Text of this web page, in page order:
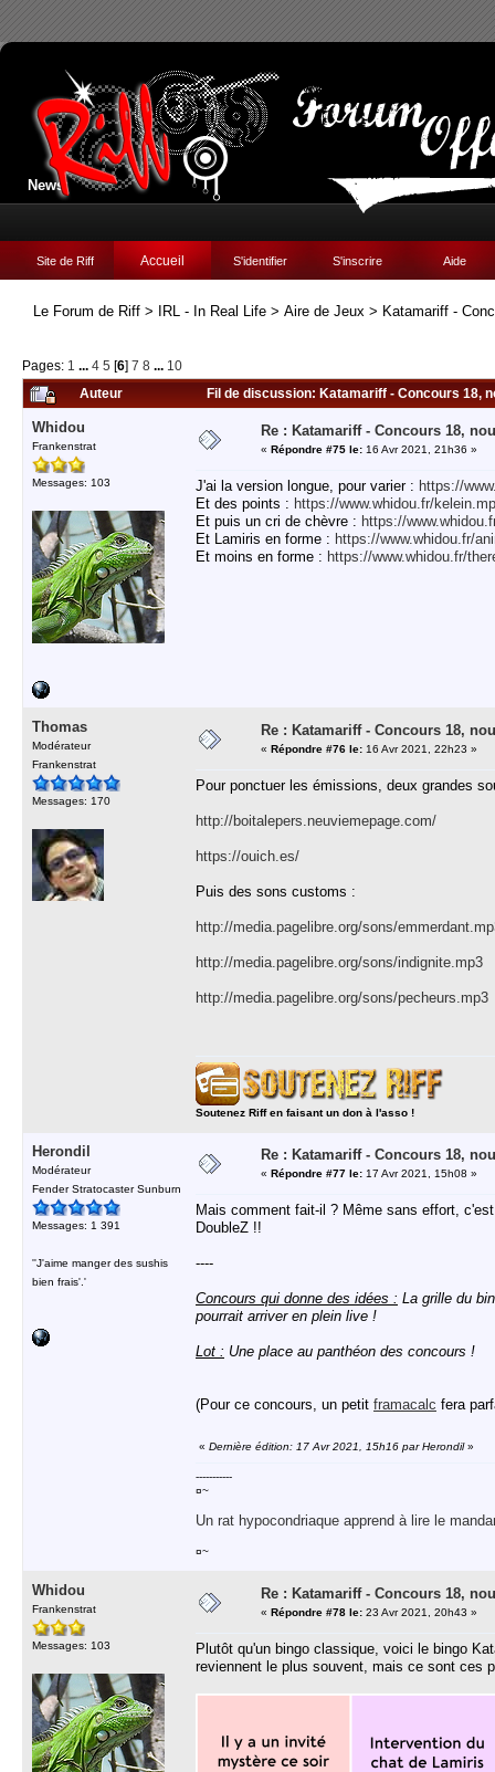
News:
Site de Riff Accueil S'identifier S'inscrire Aide
Le Forum de Riff > IRL - In Real Life > Aire de Jeux > Katamariff -
Pages: 1 ... 4 5 [6] 7 8 ... 10
Auteur
Fil de discussion: Katamariff - Concours 18,
Whidou
Frankenstrat
Messages: 103
Re : Katamariff - Concours 18,
« Répondre #75 le: 16 Avr 2021, 21h36 »
J'ai la version longue, pour varier : https://
Et des points : https://www.whidou.fr/
Et puis un cri de chèvre : https://
Et Lamiris en forme : https://www.whidou.fr/
Et moins en forme : https://www.whidou.fr/
Thomas
Modérateur
Frankenstrat
Messages: 170
Re : Katamariff - Concours 18,
« Répondre #76 le: 16 Avr 2021, 22h23 »
Pour ponctuer les émissions, deux grandes
http://boitalepers.neuviemepage.com/
https://ouich.es/
Puis des sons customs :
http://media.pagelibre.org/sons/
http://media.pagelibre.org/sons/indignite.mp3
http://media.pagelibre.org/sons/pecheurs.mp3
Soutenez Riff en faisant un don à l'asso !
Herondil
Modérateur
Fender Stratocaster Sunburn
Messages: 1 391
''J'aime manger des sushis
bien frais'.'
Re : Katamariff - Concours 18,
« Répondre #77 le: 17 Avr 2021, 15h08 »
Mais comment fait-il ? Même sans effort,
DoubleZ !!
----
Concours qui donne des idées : La grille du
pourrait arriver en plein live !
Lot : Une place au panthéon des concours !
(Pour ce concours, un petit framacalc fera
« Dernière édition: 17 Avr 2021, 15h16 par Herondil»
-----------
¤~
Un rat hypocondriaque apprend à lire le
¤~
Whidou
Frankenstrat
Messages: 103
Re : Katamariff - Concours 18,
« Répondre #78 le: 23 Avr 2021, 20h43 »
Plutôt qu'un bingo classique, voici le bingo
reviennent le plus souvent, mais ce sont ces